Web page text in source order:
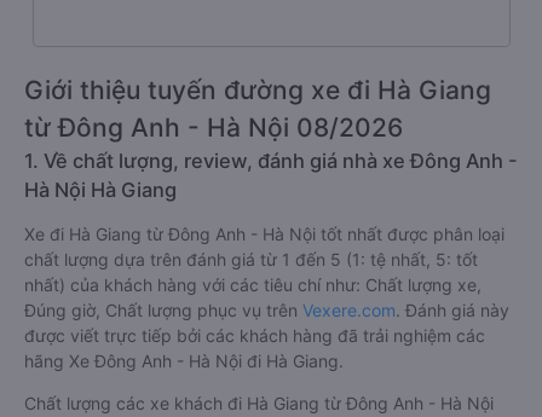
Giới thiệu tuyến đường xe đi Hà Giang
từ Đông Anh - Hà Nội 08/2026
1. Về chất lượng, review, đánh giá nhà xe Đông Anh -
Hà Nội Hà Giang
Xe đi Hà Giang từ Đông Anh - Hà Nội tốt nhất được phân loại
chất lượng dựa trên đánh giá từ 1 đến 5 (1: tệ nhất, 5: tốt
nhất) của khách hàng với các tiêu chí như: Chất lượng xe,
Đúng giờ, Chất lượng phục vụ trên Vexere.com. Đánh giá này
được viết trực tiếp bởi các khách hàng đã trải nghiệm các
hãng Xe Đông Anh - Hà Nội đi Hà Giang.
Chất lượng các xe khách đi Hà Giang từ Đông Anh - Hà Nội